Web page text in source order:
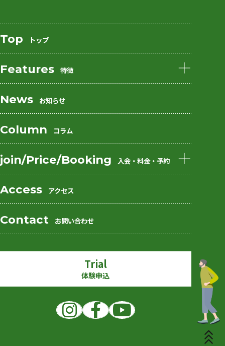
Top トップ
Features 特徴
私たちの特徴
フィットネスプログラム
プログラム例
News お知らせ
Column コラム
join/Price/Booking 入会・料金・予約
月会員
初回限定体験パーソ
ナル
法人向けサービスプ
Access アクセス
Contact お問い合わせ
Trial
体験申込